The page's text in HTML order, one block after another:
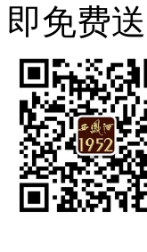
即免费送